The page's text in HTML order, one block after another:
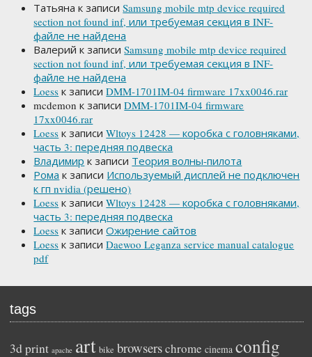
Татьяна к записиSamsung mobile mtp device required
section not found inf, или требуемая секция в INF-
файле не найдена
Валерий к записиSamsung mobile mtp device required
section not found inf, или требуемая секция в INF-
файле не найдена
Loess к записиDMM-1701IM-04 firmware 17xx0046.rar
mcdemon к записиDMM-1701IM-04 firmware
17xx0046.rar
Loess к записиWltoys 12428 — коробка с головняками,
часть 3: передняя подвеска
Владимир к записи Теория волны-пилота
Рома к записи Используемый дисплей не подключен
к гп nvidia (решено)
Loess к записиWltoys 12428 — коробка с головняками,
часть 3: передняя подвеска
Loess к записиОжирение сайтов
Loess к записиDaewoo Leganza service manual catalogue
pdf
tags
3d print apache art bike browserschrome cinema config